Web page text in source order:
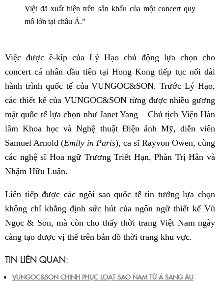
Việt đã xuất hiện trên sân khấu của một concert quy
mô lớn tại châu Á.”
Việc được ê-kíp của Lý Hạo chủ động lựa chọn cho
concert cá nhân đầu tiên tại Hong Kong tiếp tục nối dài
hành trình quốc tế của VUNGOC&SON. Trước Lý Hạo,
các thiết kế của VUNGOC&SON từng được nhiều gương
mặt quốc tế lựa chọn như Janet Yang – Chủ tịch Viện Hàn
lâm Khoa học và Nghệ thuật Điện ảnh Mỹ, diễn viên
Samuel Arnold (Emily in Paris), ca sĩ Rayvon Owen, cùng
các nghệ sĩ Hoa ngữ Trương Triết Hạn, Phàn Trị Hân và
Nhậm Hữu Luân.
Liên tiếp được các ngôi sao quốc tế tin tưởng lựa chọn
không chỉ khẳng định sức hút của ngôn ngữ thiết kế Vũ
Ngọc & Son, mà còn cho thấy thời trang Việt Nam ngày
càng tạo được vị thế trên bản đồ thời trang khu vực.
TIN LIÊN QUAN:
VUNGOC&SON CHINH PHỤC LOẠT SAO NAM TỪ Á SANG ÂU